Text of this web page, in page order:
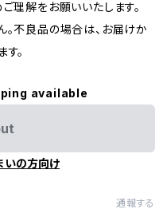
理解をお願いいたします。
。不良品の場合は、お届けか
。
available
いの方向け
通報する